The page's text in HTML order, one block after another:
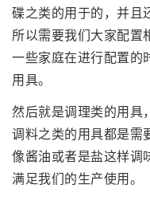
碟之类的用于的，并且
所以需要我们大家配置
一些家庭在进行配置的
用具。
然后就是调理类的用具
调料之类的用具都是需
像酱油或者是盐这样调
满足我们的生产使用。